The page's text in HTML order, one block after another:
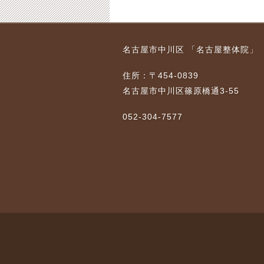
慢性症状の整体「自律
2023-09-28
名古屋市中川区 「名古屋整体院」
住所：〒454-0839
名古屋市中川区篠原橋通3-55
052-304-7577